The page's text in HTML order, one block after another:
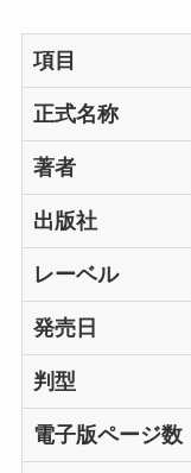
項目
正式名称
著者
出版社
レーベル
発売日
判型
電子版ページ数